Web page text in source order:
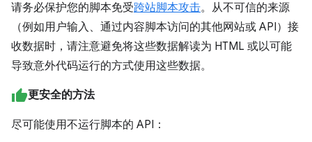
请务必保护您的脚本免受跨站脚本攻击。从不可信的来源
（例如用户输入、通过内容脚本访问的其他网站或 API）接
收数据时，请注意避免将这些数据解读为 HTML 或以可能
导致意外代码运行的方式使用这些数据。
更安全的方法
尽可能使用不运行脚本的 API：